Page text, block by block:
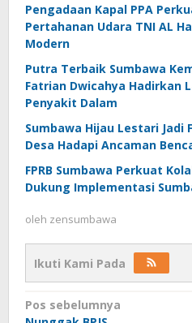
Pengadaan Kapal PPA
Pertahanan Udara TNI AL
Modern
Putra Terbaik Sumbawa
Fatrian Dwicahya Hadirkan
Penyakit Dalam
Sumbawa Hijau Lestari Jadi
Desa Hadapi Ancaman
FPRB Sumbawa Perkuat
Dukung Implementasi
oleh zensumbawa
Ikuti Kami Pada
Navigasi
Pos sebelumnya